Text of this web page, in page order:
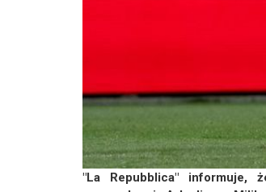
"La Repubblica" informuje,